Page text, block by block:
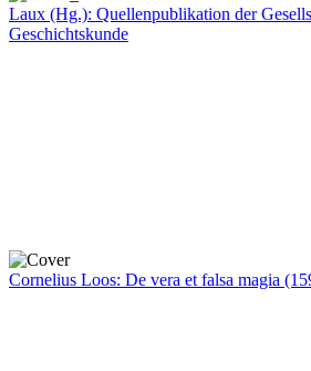
Laux (Hg.): Quellenpublikation der
Geschichtskunde
Cornelius Loos: De vera et falsa magia